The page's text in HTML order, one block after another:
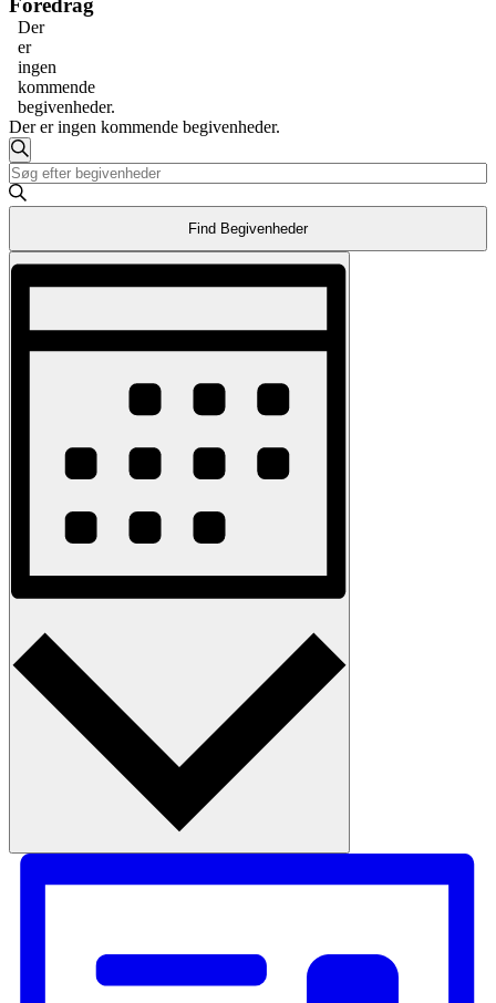
Foredrag
Der
er
ingen
kommende
begivenheder.
Der er ingen kommende begivenheder.
Begivenheder
Søgning
og
Navigation
Søg
efter
begivenheder
Skriv
nøgleord.
Søg
Begivenheder
på
nøgleord.
Find Begivenheder
Begivenhed
Visninger